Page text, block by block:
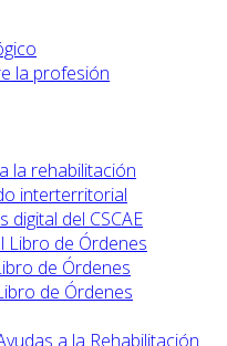
la profesión
la rehabilitación
interterritorial
digital del CSCAE
Libro de Órdenes
de Órdenes
de Órdenes
a la Rehabilitación